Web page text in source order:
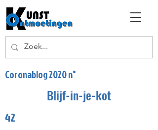
Coronablog 2020 n°
Blijf-in-je-kot
42